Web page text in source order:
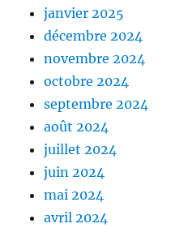
janvier 2025
décembre 2024
novembre 2024
octobre 2024
septembre 2024
août 2024
juillet 2024
juin 2024
mai 2024
avril 2024